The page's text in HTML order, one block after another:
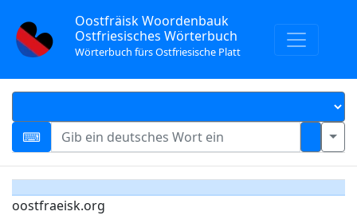
Oostfräisk Woordenbauk
Ostfriesisches Wörterbuch
Wörterbuch fürs Ostfriesische Platt
oostfraeisk.org